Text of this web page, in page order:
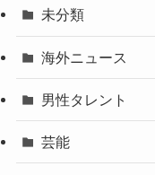
未分類
海外ニュース
男性タレント
芸能